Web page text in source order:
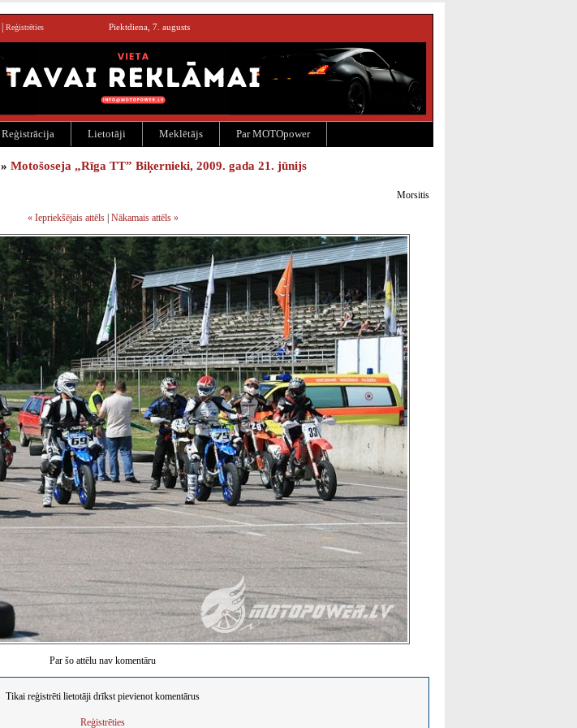
Reģistrēties Piektdiena, 7. augusts
Reģistrācija Lietotāji Meklētājs Par MOTOpower
» Motošoseja „Rīga TT” Biķernieki, 2009. gada 21. jūnijs
Morsitis
« Iepriekšējais attēls| Nākamais attēls »
Par šo attēlu nav komentāru
Tikai reģistrēti lietotāji drīkst pievienot komentārus
Reģistrēties